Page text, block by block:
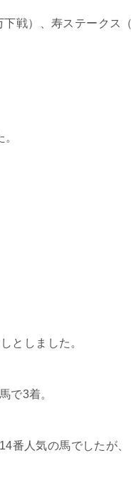
戦）、寿ステークス
としました。
で3着。
番人気の馬でしたが